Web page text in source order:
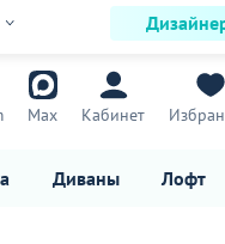
Max Кабинет
Диваны Лофт